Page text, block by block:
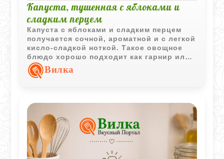
Капуста, тушенная с яблоками и
сладким перцем
Капуста с яблоками и сладким перцем
получается сочной, ароматной и с легкой
кисло-сладкой ноткой. Такое овощное
блюдо хорошо подходит как гарнир или
легкий ужин.
Вилка